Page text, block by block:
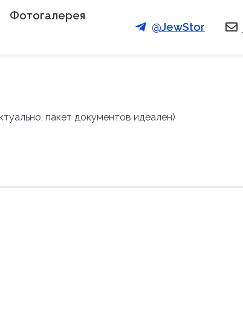
Фотогалерея
@JewStor
пакет документов идеален)